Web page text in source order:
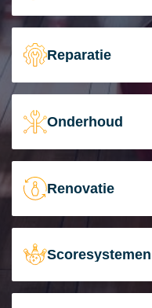
Reparatie
Onderhoud
Renovatie
Scoresystemen